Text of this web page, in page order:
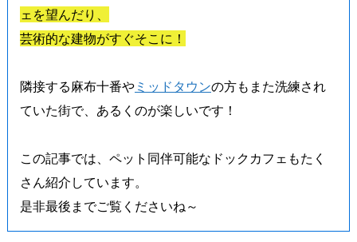
ェを望んだり、
芸術的な建物がすぐそこに！
隣接する麻布十番や ミッドタウンの方もまた洗練され
ていた街で、あるくのが楽しいです！
この記事では、ペット同伴可能なドックカフェもたく
さん紹介しています。
是非最後までご覧くださいね～